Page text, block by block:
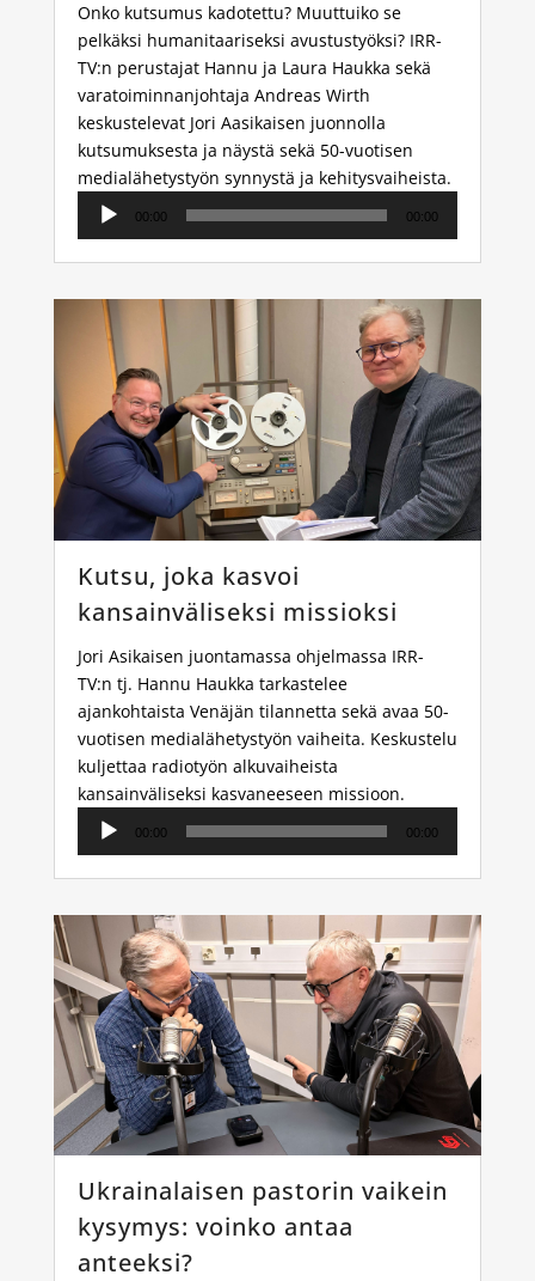
Onko kutsumus kadotettu? Muuttuiko se
pelkäksi humanitaariseksi avustustyöksi? IRR-
TV:n perustajat Hannu ja Laura Haukka sekä
varatoiminnanjohtaja Andreas Wirth
keskustelevat Jori Aasikaisen juonnolla
kutsumuksesta ja näystä sekä 50-vuotisen
medialähetystyön synnystä ja kehitysvaiheista.
Äänitoistin
00:00 00:00
Kutsu, joka kasvoi
kansainväliseksi missioksi
Jori Asikaisen juontamassa ohjelmassa IRR-
TV:n tj. Hannu Haukka tarkastelee
ajankohtaista Venäjän tilannetta sekä avaa 50-
vuotisen medialähetystyön vaiheita. Keskustelu
kuljettaa radiotyön alkuvaiheista
kansainväliseksi kasvaneeseen missioon.
Äänitoistin
00:00 00:00
Ukrainalaisen pastorin vaikein
kysymys: voinko antaa
anteeksi?